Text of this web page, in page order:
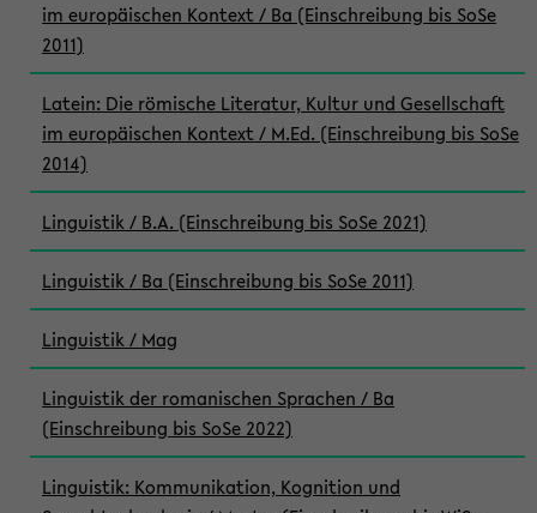
im europäischen Kontext / Ba (Einschreibung bis SoSe
2011)
Latein: Die römische Literatur, Kultur und Gesellschaft
im europäischen Kontext / M.Ed. (Einschreibung bis SoSe
2014)
Linguistik / B.A. (Einschreibung bis SoSe 2021)
Linguistik / Ba (Einschreibung bis SoSe 2011)
Linguistik / Mag
Linguistik der romanischen Sprachen / Ba
(Einschreibung bis SoSe 2022)
Linguistik: Kommunikation, Kognition und